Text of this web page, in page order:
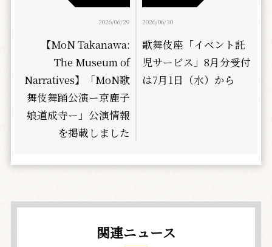
2026/06/29
【MoN Takanawa:
The Museum of
Narratives】「MoN歌
舞伎舞踊公演ー京鹿子
娘道成寺ー」公演情報
を掲載しました
2026/06/30
歌舞伎座「イベント託
児サービス」8月分受付
は7月1日（水）から
関連ニュース